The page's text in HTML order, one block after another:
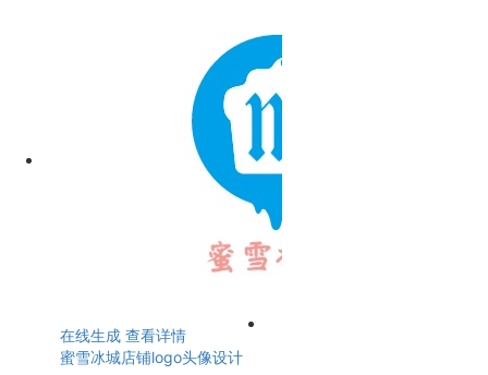
在线生成 查看详情
蜜雪冰城店铺logo头像设计